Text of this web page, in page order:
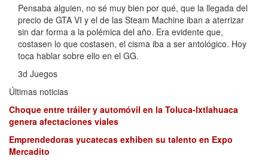
Pensaba alguien, no sé muy bien por qué, que la llegada del
precio de GTA VI y el de las Steam Machine iban a aterrizar
sin dar forma a la polémica del año. Era evidente que,
costasen lo que costasen, el cisma iba a ser antológico. Hoy
toca hablar sobre ello en el GG.
3d Juegos
Últimas noticias
Choque entre tráiler y automóvil en la Toluca-Ixtlahuaca
genera afectaciones viales
Emprendedoras yucatecas exhiben su talento en Expo
Mercadito